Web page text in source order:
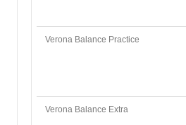
Verona Balance Practice
Verona Balance Extra